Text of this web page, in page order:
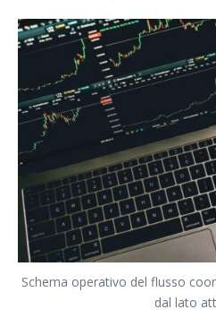
Schema operativo del flusso
dal lato